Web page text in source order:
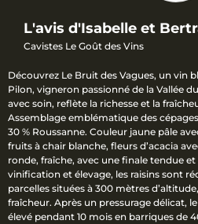
L'avis d'Isabelle et
Cavistes Le Goût des Vins
Découvrez Le Bruit des Vagues, un vin
Pilon, vigneron passionné de la Vallée
avec soin, reflète la richesse et la
Assemblage emblématique des
30 % Roussanne. Couleur jaune pâle
fruits à chair blanche, fleurs d’acacia
ronde, fraîche, avec une finale tendue
vinification et élevage, les raisins sont
parcelles situées à 300 mètres
fraîcheur. Après un pressurage délicat,
élevé pendant 10 mois en barriques de